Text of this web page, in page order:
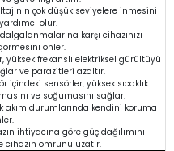
çok düşük seviyelere inmesini
olur.
karşı cihazınızı
önler.
yüksek frekanslı elektriksel gürültüyü
ve parazitleri azaltır.
içindeki sensörler, yüksek sıcaklık
ve soğumasını sağlar.
akım durumlarında kendini koruma
ihtiyacına göre güç dağılımını
cihazın ömrünü uzatır.